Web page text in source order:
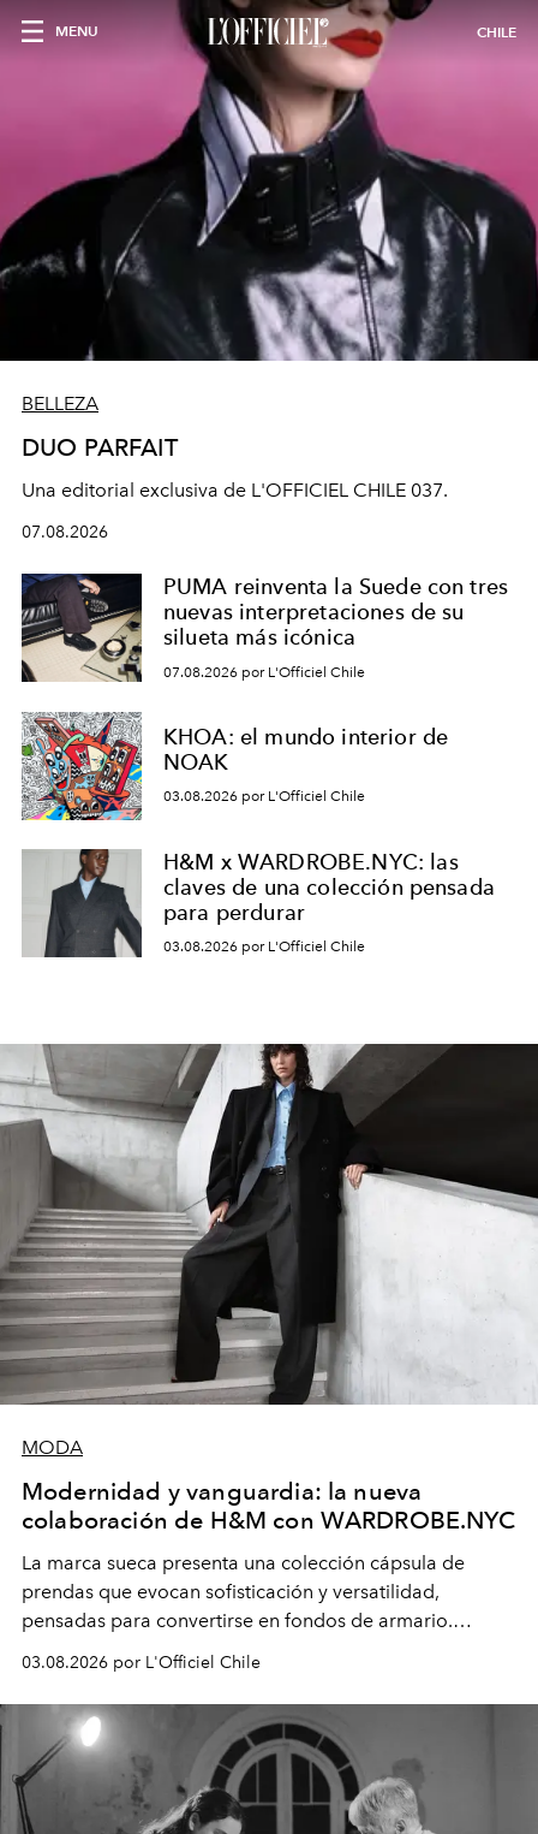
MENU CHILE
BELLEZA
DUO PARFAIT
Una editorial exclusiva de L'OFFICIEL CHILE 037.
07.08.2026
PUMA reinventa la Suede con tres
nuevas interpretaciones de su
silueta más icónica
07.08.2026 por L'Officiel Chile
KHOA: el mundo interior de
NOAK
03.08.2026 por L'Officiel Chile
H&M x WARDROBE.NYC: las
claves de una colección pensada
para perdurar
03.08.2026 por L'Officiel Chile
MODA
Modernidad y vanguardia: la nueva
colaboración de H&M con WARDROBE.NYC
La marca sueca presenta una colección cápsula de
prendas que evocan sofisticación y versatilidad,
pensadas para convertirse en fondos de armario.
Disponible en Chile desde el 6 de agosto.
03.08.2026 por L'Officiel Chile